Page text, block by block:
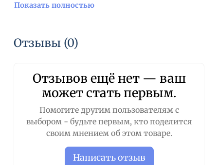
очищения, затем расчешите гребнем или
Показать полностью
Отзывы (0)
Отзывов ещё нет — ваш
может стать первым.
Помогите другим пользователям с
выбором - будьте первым, кто поделится
своим мнением об этом товаре.
Написать отзыв